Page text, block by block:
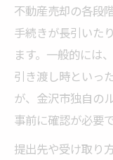
不動産売却の各段
手続きが長引いた
ます。一般的には
引き渡し時といっ
が、金沢市独自の
事前に確認が必要で
提出先や受け取り